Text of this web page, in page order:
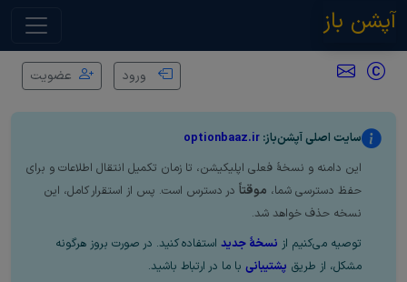
آپشن باز
ورود عضویت
سایت اصلی آپشن‌باز: optionbaaz.ir
این دامنه و نسخهٔ فعلی اپلیکیشن، تا زمان تکمیل انتقال اطلاعات و برای
حفظ دسترسی شما، موقتاً در دسترس است. پس از استقرار کامل، این
نسخه حذف خواهد شد.
توصیه می‌کنیم از نسخهٔ جدید استفاده کنید. در صورت بروز هرگونه
مشکل، از طریق پشتیبانی با ما در ارتباط باشید.